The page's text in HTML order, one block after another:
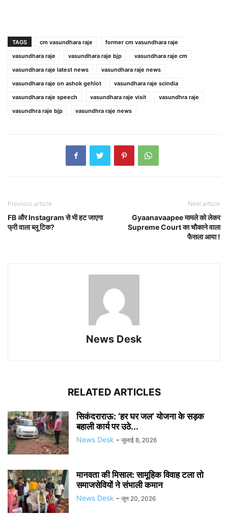
TAGS cm vasundhara raje
former cm vasundhara raje
vasundhara raje
vasundhara raje bjp
vasundhara raje cm
vasundhara raje latest news
vasundhara raje news
vasundhara raje on ashok gehlot
vasundhara raje scindia
vasundhara raje speech
vasundhara raje visit
vasundhra raje
vasundhra raje bjp
vasundhra raje news
Previous article
FB और Instagram से भी हट जाएगा
फ्री वाला ब्लू टिक?
Next article
Gyaanavaapee मामले को लेकर
Supreme Court का चौकाने वाला
फैसला आया !
News Desk
RELATED ARTICLES
सिकंदराराऊ: ‘हर घर जल’ योजना के सड़क
बहाली कार्य पर उठे...
News Desk - जुलाई 8, 2026
मानवता की मिसाल: सामूहिक विवाह टला तो
समाजसेवियों ने संभाली कमान
News Desk - जून 20, 2026